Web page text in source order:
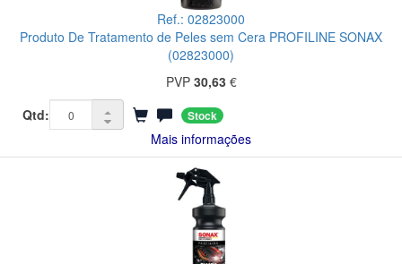
Ref.: 02823000
Produto De Tratamento de Peles sem Cera PROFILINE SONAX
(02823000)
PVP 30,63 €
Qtd:
Stock
Mais informações